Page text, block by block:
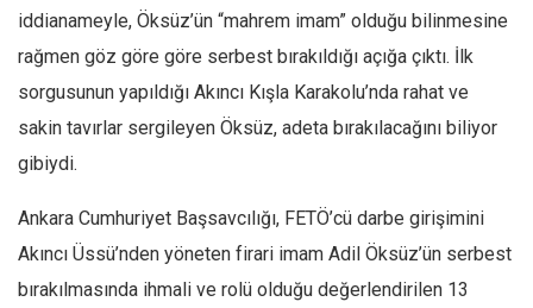
Ömer Kayani
Yusuf Armağan
Hasanali Yıldırım
Leyla Şerif Emin
Mehmet Ali Tekin
Abir E. Nahas
Amina S. Jenenkovic
iddianameyle, Öksüz’ün “mahrem imam” olduğu bilinmesine
rağmen göz göre göre serbest bırakıldığı açığa çıktı. İlk
sorgusunun yapıldığı Akıncı Kışla Karakolu’nda rahat ve
sakin tavırlar sergileyen Öksüz, adeta bırakılacağını biliyor
gibiydi.
Ankara Cumhuriyet Başsavcılığı, FETÖ’cü darbe girişimini
Akıncı Üssü’nden yöneten firari imam Adil Öksüz’ün serbest
bırakılmasında ihmali ve rolü olduğu değerlendirilen 13